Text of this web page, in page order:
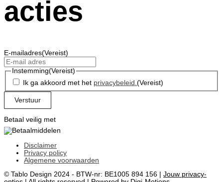
acties
E-mailadres(Vereist)
Instemming(Vereist)
Ik ga akkoord met het privacybeleid .(Vereist)
Betaal veilig met
Disclaimer
Privacy policy
Algemene voorwaarden
© Tablo Design 2024 - BTW-nr: BE1005 894 156 | Jouw privacy-